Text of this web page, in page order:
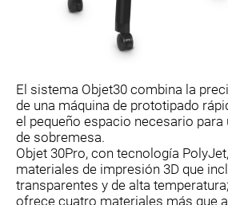
El sistema Objet30 combina la
de una máquina de prototipado
el pequeño espacio necesario para
de sobremesa.
Objet 30Pro, con tecnología
materiales de impresión 3D que
transparentes y de alta
ofrece cuatro materiales más que